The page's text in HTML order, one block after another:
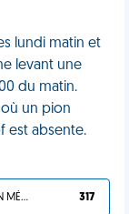
lundi matin et
levant une
du matin.
où un pion
est absente.
TU L'AS BIEN MÉRITÉ 317